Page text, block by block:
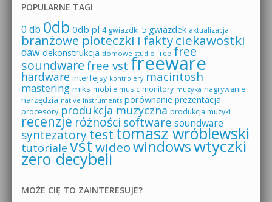
POPULARNE TAGI
0 db 0db 0db.pl 4 gwiazdki 5 gwiazdek aktualizacja
branżowe ploteczki i faktyciekawostki
daw dekonstrukcja domowe studio free free
soundware free vst freeware
hardware interfejsy kontrolery macintosh
mastering miks mobile music monitory muzyka nagrywanie
narzędzia native instruments porównanie prezentacja
procesory produkcja muzyczna produkcja muzyki
recenzje różności software soundware
syntezatorytesttomasz wróblewski
tutoriale vstwideowindowswtyczki
zero decybeli
MOŻE CIĘ TO ZAINTERESUJE?